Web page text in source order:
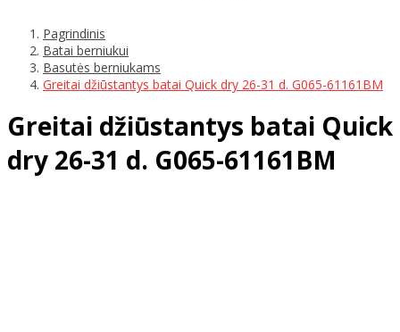
Pagrindinis
Batai berniukui
Basutės berniukams
Greitai džiūstantys batai Quick dry 26-31 d. G065-61161BM
Greitai džiūstantys batai Quick
dry 26-31 d. G065-61161BM